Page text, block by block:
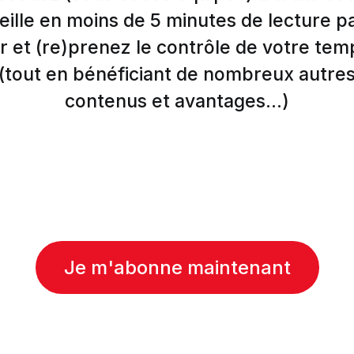
en moins de 5 minutes de lecture
et (re)prenez le contrôle de votre
(tout en bénéficiant de nombreux autres
contenus et avantages...)
Je m'abonne maintenant